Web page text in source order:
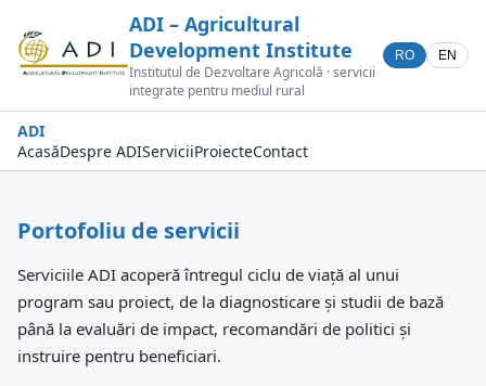
ADI – Agricultural
Development Institute
Institutul de Dezvoltare Agricolă · servicii
integrate pentru mediul rural
RO EN
ADI
AcasăDespre ADIServiciiProiecteContact
Portofoliu de servicii
Serviciile ADI acoperă întregul ciclu de viață al unui
program sau proiect, de la diagnosticare și studii de bază
până la evaluări de impact, recomandări de politici și
instruire pentru beneficiari.